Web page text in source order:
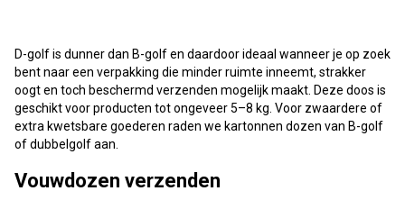
D-golf is dunner dan B-golf en daardoor ideaal wanneer je op zoek
bent naar een verpakking die minder ruimte inneemt, strakker
oogt en toch beschermd verzenden mogelijk maakt. Deze doos is
geschikt voor producten tot ongeveer 5–8 kg. Voor zwaardere of
extra kwetsbare goederen raden we kartonnen dozen van B-golf
of dubbelgolf aan.
Vouwdozen verzenden